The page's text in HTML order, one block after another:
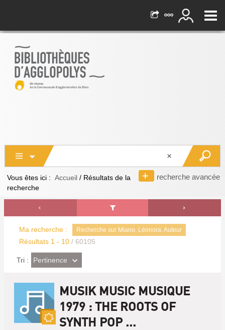
recherche avancée
Vous êtes ici : Accueil / Résultats de la
recherche
Ma recherche : Recherche sur Miano, Léonora. Auteur
Résultats 1 - 10 / 60105
Tri : (Effet
imédiat)
Pertinence
MUSIK MUSIC MUSIQUE
1979 : THE ROOTS OF
SYNTH POP ...